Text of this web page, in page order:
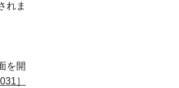
れま
を開
］